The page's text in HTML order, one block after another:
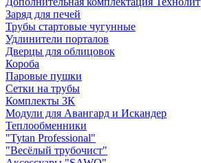
Заряд для печей
Трубы стартовые чугунные
Удлинители порталов
Дверцы для облицовок
Короба
Паровые пушки
Сетки на трубы
Комплекты ЗК
Модули для Авангард и Искандер
Теплообменники
"Tytan Professional"
"Весёлый трубочист"